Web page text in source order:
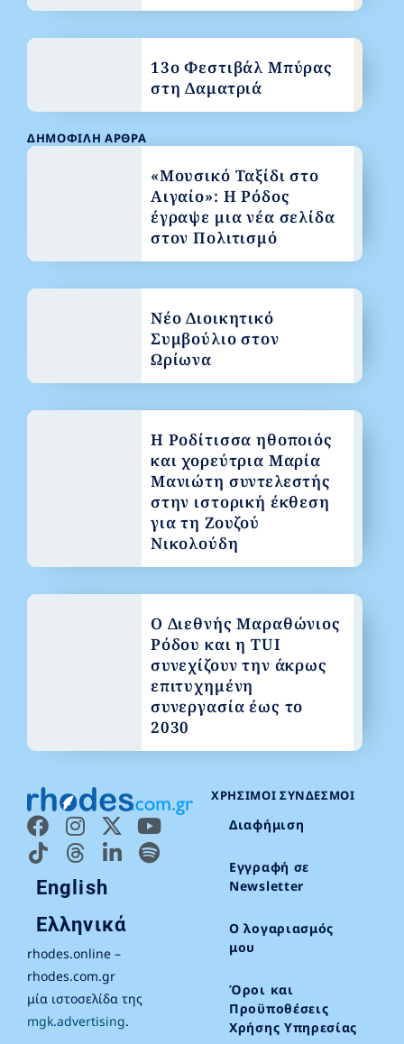
English
Ελληνικά
rhodes.online –
rhodes.com.gr
μία ιστοσελίδα της
mgk.advertising.
ΧΡΉΣΙΜΟΙ ΣΎΝΔΕΣΜΟΙ
Διαφήμιση
Εγγραφή σε
Newsletter
Ο λογαριασμός
μου
Όροι και
Προϋποθέσεις
Χρήσης Υπηρεσίας
ΔΗΜΟΦΙΛΉ ΆΡΘΡΑ
«Μουσικό Ταξίδι στο
Αιγαίο»: Η Ρόδος
έγραψε μια νέα σελίδα
στον Πολιτισμό
Νέο Διοικητικό
Συμβούλιο στον
Ωρίωνα
Η Ροδίτισσα ηθοποιός
και χορεύτρια Μαρία
Μανιώτη συντελεστής
στην ιστορική έκθεση
για τη Ζουζού
Νικολούδη
Ο Διεθνής Μαραθώνιος
Ρόδου και η TUI
συνεχίζουν την άκρως
επιτυχημένη
συνεργασία έως το
2030
13ο Φεστιβάλ Μπύρας
στη Δαματριά